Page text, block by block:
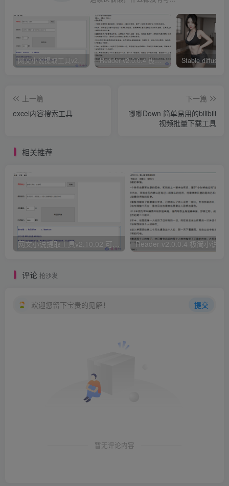
网文小说提取工具v2.10.02 可以自动下载小说 从此不再花钱看小说 Reader v2.0.0.4 极简小说阅读器支持导入在线及离线书源
上一篇
excel内容搜索工具
下一篇
唧唧Down 简单易用的bilibili
视频批量下载工具
相关推荐
评论 抢沙发
欢迎您留下宝贵的见解！ 提交
暂无评论内容